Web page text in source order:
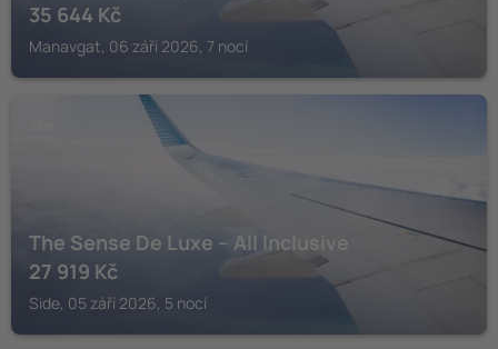
35 644 Kč
Manavgat, 06 září 2026, 7 nocí
The Sense De Luxe – All Inclusive
27 919 Kč
Side, 05 září 2026, 5 nocí